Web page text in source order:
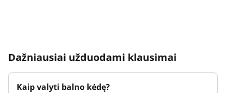
Dažniausiai užduodami klausimai
Kaip valyti balno kėdę?